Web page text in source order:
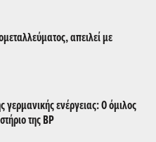
απειλεί με
γερμανικής ενέργειας: Ο όμιλος
της BP